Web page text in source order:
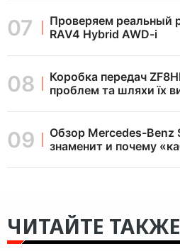
Проверяем реальный
RAV4 Hybrid AWD-i
Коробка передач
проблем та шляхи їх
Обзор Mercedes-Benz
знаменит и почему
ЧИТАЙТЕ ТАКЖЕ